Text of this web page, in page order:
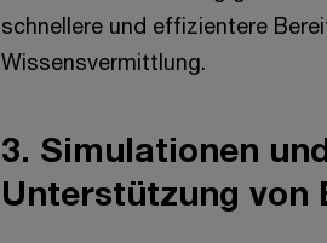
schnellere und effizientere
Wissensvermittlung.
3. Simulationen
Unterstützung von